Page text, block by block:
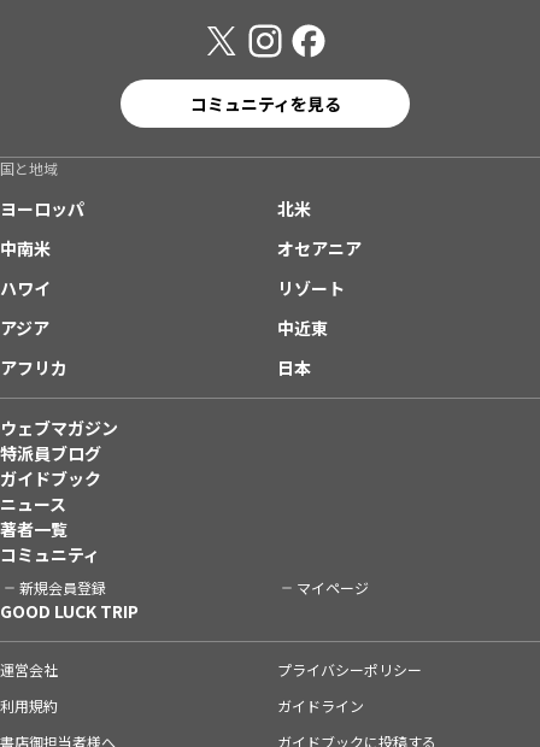
コミュニティを見る
国と地域
ヨーロッパ
北米
中南米
オセアニア
ハワイ
リゾート
アジア
中近東
アフリカ
日本
ウェブマガジン
特派員ブログ
ガイドブック
ニュース
著者一覧
コミュニティ
新規会員登録 マイページ
GOOD LUCK TRIP
運営会社
プライバシーポリシー
利用規約
ガイドライン
書店御担当者様へ
ガイドブックに投稿する